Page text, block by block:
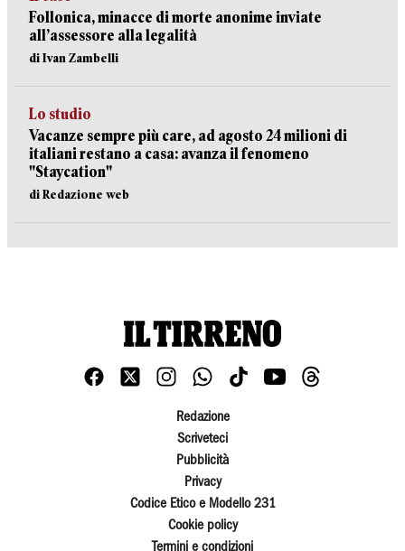
Follonica, minacce di morte anonime inviate
all’assessore alla legalità
di Ivan Zambelli
Lo studio
Vacanze sempre più care, ad agosto 24 milioni di
italiani restano a casa: avanza il fenomeno
"Staycation"
di Redazione web
Redazione
Scriveteci
Pubblicità
Privacy
Codice Etico e Modello 231
Cookie policy
Termini e condizioni